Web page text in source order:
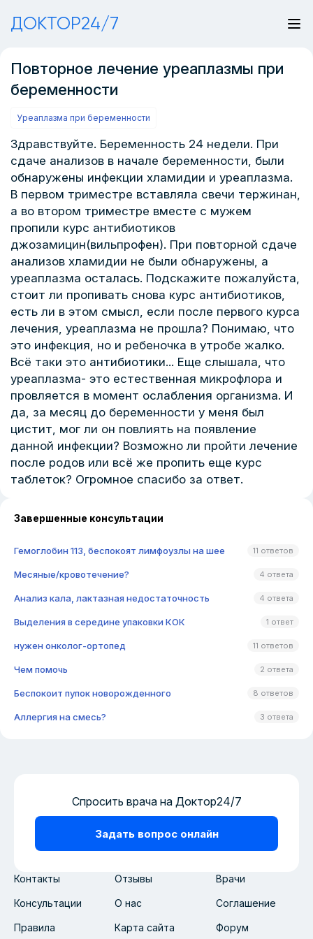
ДОКТОР24/7
Повторное лечение уреаплазмы при
беременности
Уреаплазма при беременности
Здравствуйте. Беременность 24 недели. При
сдаче анализов в начале беременности, были
обнаружены инфекции хламидии и уреаплазма.
В первом триместре вставляла свечи тержинан,
а во втором триместре вместе с мужем
пропили курс антибиотиков
джозамицин(вильпрофен). При повторной сдаче
анализов хламидии не были обнаружены, а
уреаплазма осталась. Подскажите пожалуйста,
стоит ли пропивать снова курс антибиотиков,
есть ли в этом смысл, если после первого курса
лечения, уреаплазма не прошла? Понимаю, что
это инфекция, но и ребеночка в утробе жалко.
Всё таки это антибиотики... Еще слышала, что
уреаплазма- это естественная микрофлора и
провляется в момент ослабления организма. И
да, за месяц до беременности у меня был
цистит, мог ли он повлиять на появление
данной инфекции? Возможно ли пройти лечение
после родов или всё же пропить еще курс
таблеток? Огромное спасибо за ответ.
Завершенные консультации
Гемоглобин 113, беспокоят лимфоузлы на шее 11 ответов
Месяные/кровотечение? 4 ответа
Анализ кала, лактазная недостаточность 4 ответа
Выделения в середине упаковки КОК 1 ответ
нужен онколог-ортопед 11 ответов
Чем помочь 2 ответа
Беспокоит пупок новорожденного 8 ответов
Аллергия на смесь? 3 ответа
Контакты Отзывы Врачи
Консультации О нас Соглашение
Правила Карта сайта Форум
Спросить врача на Доктор24/7
Задать вопрос онлайн